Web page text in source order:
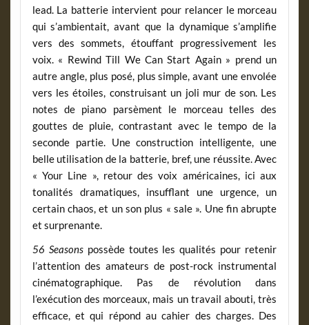
lead. La batterie intervient pour relancer le morceau
qui s’ambientait, avant que la dynamique s’amplifie
vers des sommets, étouffant progressivement les
voix. « Rewind Till We Can Start Again » prend un
autre angle, plus posé, plus simple, avant une envolée
vers les étoiles, construisant un joli mur de son. Les
notes de piano parsèment le morceau telles des
gouttes de pluie, contrastant avec le tempo de la
seconde partie. Une construction intelligente, une
belle utilisation de la batterie, bref, une réussite. Avec
« Your Line », retour des voix américaines, ici aux
tonalités dramatiques, insufflant une urgence, un
certain chaos, et un son plus « sale ». Une fin abrupte
et surprenante.
56 Seasonspossède toutes les qualités pour retenir
l’attention des amateurs de post-rock instrumental
cinématographique. Pas de révolution dans
l’exécution des morceaux, mais un travail abouti, très
efficace, et qui répond au cahier des charges. Des